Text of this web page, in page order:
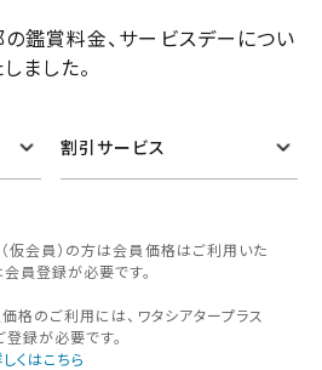
鑑賞料金、サービスデーについ
ました。
割引サービス
会員）の⽅は会員価格はご利⽤いた
員登録が必要です。
格のご利用には、ワタシアタープラス
録が必要です。
くはこちら